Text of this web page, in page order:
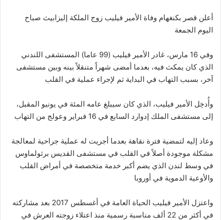
أعلن قصر بكنغهام وفاة الأمير فيليب زوج الملكة إليزابيث صباح
اليوم الجمعة
وفي 16 مارس، غادر الأمير فيليب (99 عاما) المستشفى اللندني
الذي كان يمكث فيه، بعدما أمضى شهراً متنقلاً بينه وبين مستشفى
آخر، بسبب التهاب في البداية ثم لإجراء عملية في القلب
وأُدخِل الأمير فيليب، الذي كان سيبلغ عامه المئة في يونيو المقبل،
إلى مستشفى الملك إدوارد السابع في 16 فبراير وعولج من التهاب
وعاد إليه لتمضية فترة نقاهة بعدما أجريت له عملية جراحية لمعالجة
مشكلة موجودة أصلاً في القلب في مستشفى القديس برثولماوس
في وسط لندن الذي يضم أكبر خدمة متخصصة في أمراض القلب
والأوعية الدموية في أوروبا
واعتزل الأمير فيليب الحياة العامة في أغسطس 2017 بعد مشاركته
في أكثر من 22 ألف مناسبة رسمية منذ اعتلاء زوجته العرش في